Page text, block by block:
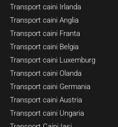
Transport caini Irlanda
Transport caini Anglia
Transport caini Franta
Transport caini Belgia
Transport caini Luxemburg
Transport caini Olanda
Transport caini Germania
Transport caini Austria
Transport caini Ungaria